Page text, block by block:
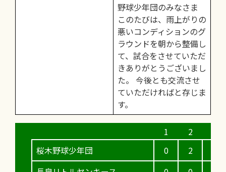
野球少年団のみなさま
このたびは、雨上がりの
悪いコンディションのグ
ラウンドを朝から整備し
て、試合をさせていただ
きありがとうございまし
た。 今後とも交流させ
ていただければと存じま
す。
桜木野球少年団
0
2